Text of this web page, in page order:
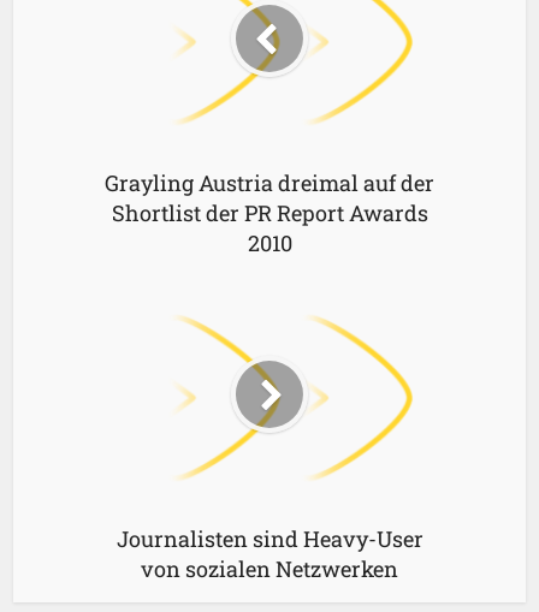
Grayling Austria dreimal auf der
Shortlist der PR Report Awards
2010
Journalisten sind Heavy-User
von sozialen Netzwerken